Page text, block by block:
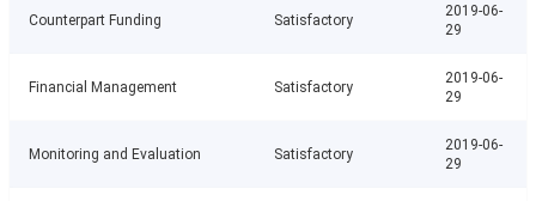
Counterpart Funding Satisfactory
2019-06-
29
Financial Management Satisfactory
2019-06-
29
Monitoring and Evaluation Satisfactory
2019-06-
29